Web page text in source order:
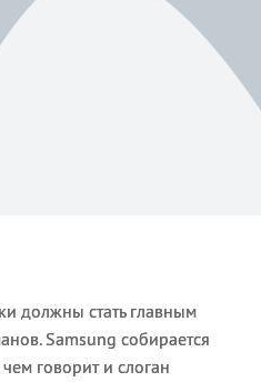
должны стать главным
Samsung собирается
говорит и слоган